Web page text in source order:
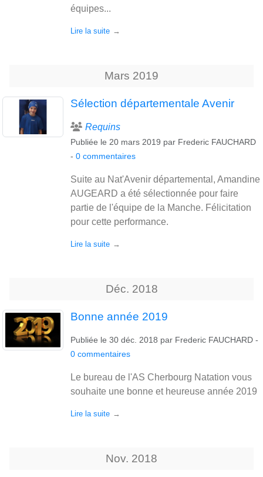
équipes...
Lire la suite
Mars 2019
Sélection départementale Avenir
Requins
Publiée le 20 mars 2019 par Frederic FAUCHARD
- 0 commentaires
Suite au Nat'Avenir départemental, Amandine
AUGEARD a été sélectionnée pour faire
partie de l'équipe de la Manche. Félicitation
pour cette performance.
Lire la suite
Déc. 2018
Bonne année 2019
Publiée le 30 déc. 2018 par Frederic FAUCHARD -
0 commentaires
Le bureau de l'AS Cherbourg Natation vous
souhaite une bonne et heureuse année 2019
Lire la suite
Nov. 2018